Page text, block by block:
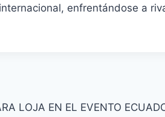
enfrentándose a
LOJA EN EL EVENTO